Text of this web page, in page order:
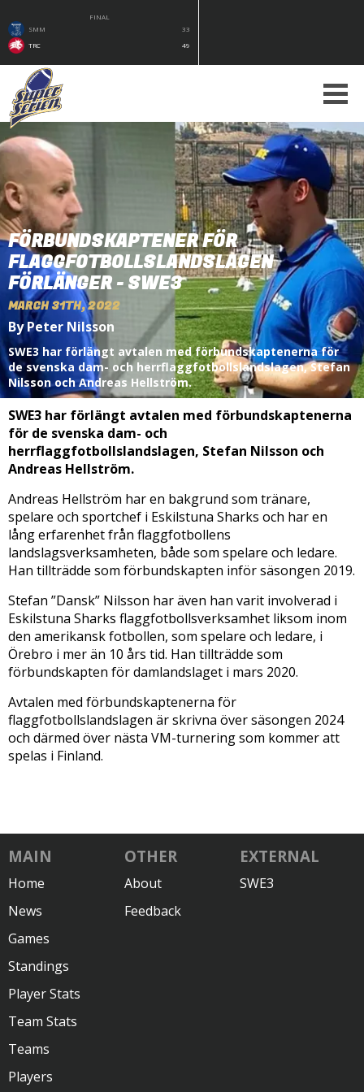
FINAL
SMM
33
TRC
49
FÖRBUNDSKAPTENER FÖR
FLAGGFOTBOLLSLANDSLAGEN
FÖRLÄNGER - SWE3
MARCH 31TH, 2022
By Peter Nilsson
SWE3 har förlängt avtalen med förbundskaptenerna för
de svenska dam- och herrflaggfotbollslandslagen, Stefan
Nilsson och Andreas Hellström.
SWE3 har förlängt avtalen med förbundskaptenerna
för de svenska dam- och
herrflaggfotbollslandslagen, Stefan Nilsson och
Andreas Hellström.
Andreas Hellström har en bakgrund som tränare,
spelare och sportchef i Eskilstuna Sharks och har en
lång erfarenhet från flaggfotbollens
landslagsverksamheten, både som spelare och ledare.
Han tillträdde som förbundskapten inför säsongen 2019.
Stefan ”Dansk” Nilsson har även han varit involverad i
Eskilstuna Sharks flaggfotbollsverksamhet liksom inom
den amerikansk fotbollen, som spelare och ledare, i
Örebro i mer än 10 års tid. Han tillträdde som
förbundskapten för damlandslaget i mars 2020.
Avtalen med förbundskaptenerna för
flaggfotbollslandslagen är skrivna över säsongen 2024
och därmed över nästa VM-turnering som kommer att
spelas i Finland.
MAIN
Home
News
Games
Standings
Player Stats
Team Stats
Teams
Players
OTHER
About
Feedback
EXTERNAL
SWE3